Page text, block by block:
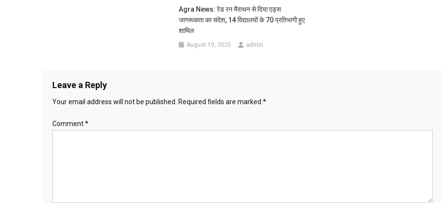
Agra News: रेड रन मैराथन से दिया एड्स
जागरूकता का संदेश, 14 विद्यालयों के 70 प्रतिभागी हुए
शामिल
August 19, 2025 admin
Leave a Reply
Your email address will not be published. Required fields are marked *
Comment*